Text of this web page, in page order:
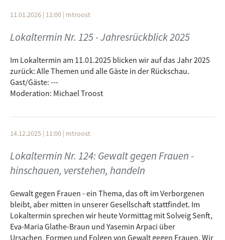
von 12:00 - 13:00 Uhr Tanja Fendt (Pro NU) und Roland
Prießnitz (FWG).
In unserem Studio im Büchsenstadel diskutierten wir einmal
Es ging um Wohnungs- und Baupolitik, Verkehrspolitik,
Kultur, Finanzen und vieles mehr.
Moderation: Eva Straub und Matthias Glass
11.01.2026 | 11:00 | mtroost
Lokaltermin Nr. 125 - Jahresrückblick 2025
Im Lokaltermin am 11.01.2025 blicken wir auf das Jahr 2025
zurück: Alle Themen und alle Gäste in der Rückschau.
Gast/Gäste: ---
Moderation: Michael Troost
14.12.2025 | 11:00 | mtroost
Lokaltermin Nr. 124: Gewalt gegen Frauen -
hinschauen, verstehen, handeln
Gewalt gegen Frauen - ein Thema, das oft im Verborgenen
bleibt, aber mitten in unserer Gesellschaft stattfindet. Im
Lokaltermin sprechen wir heute Vormittag mit Solveig Senft,
Eva-Maria Glathe-Braun und Yasemin Arpaci über
Ursachen, Formen und Folgen von Gewalt gegen Frauen. Wir